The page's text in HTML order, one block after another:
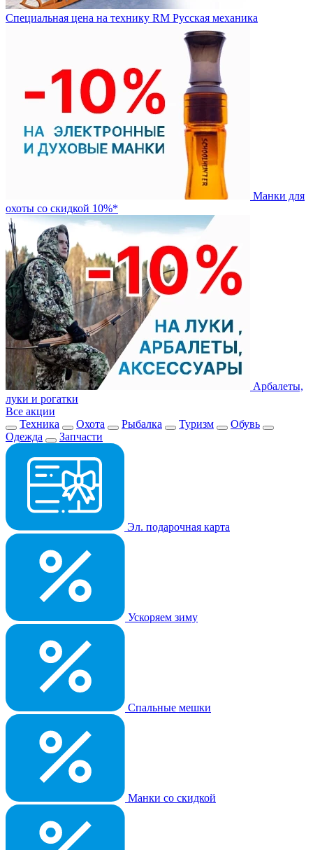
Специальная цена на технику RM Русская механика
Манки для
охоты со скидкой 10%*
Арбалеты,
луки и рогатки
Все акции
Техника
Охота Рыбалка Туризм
Обувь
Одежда
Запчасти
Эл. подарочная карта
Ускоряем зиму
Спальные мешки
Манки со скидкой